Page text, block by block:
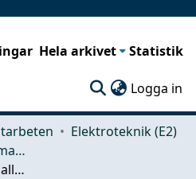
Hela arkivet Statistik
Logga in
Elektroteknik (E2)
Examensarbeten för masterexamen
Feedback control of pallet systems